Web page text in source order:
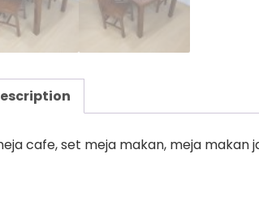
cafe, set meja makan, meja makan